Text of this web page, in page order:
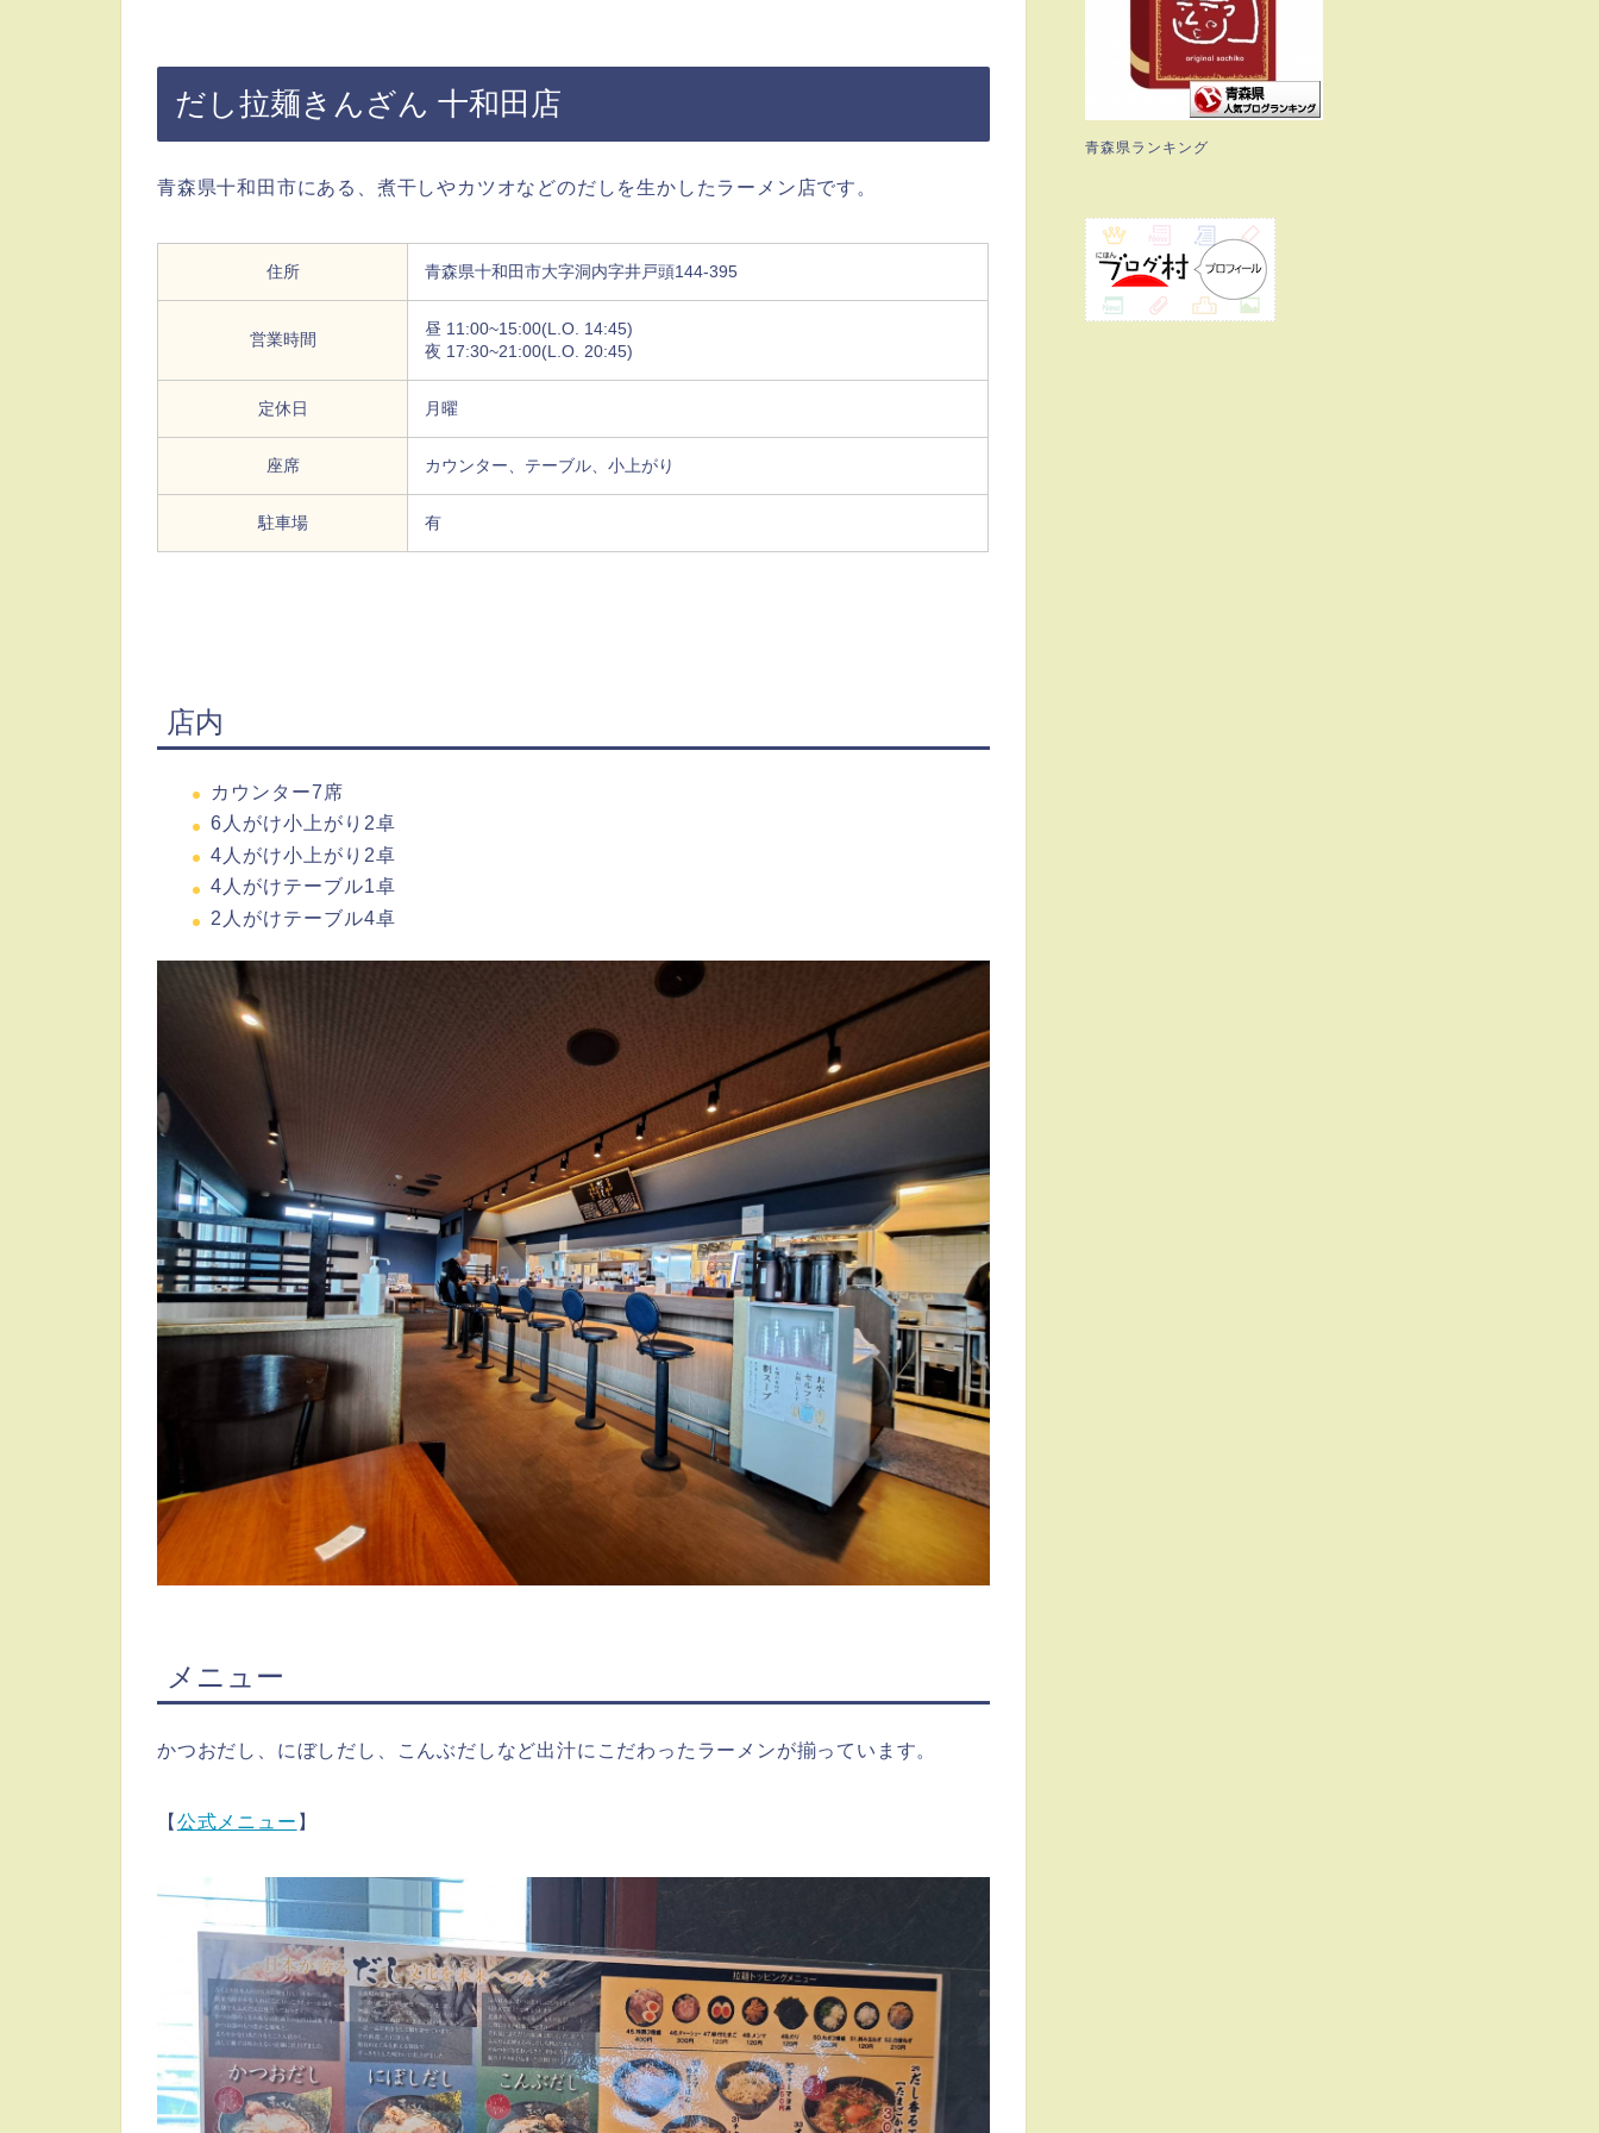
だし拉麺きんざん 十和田店
青森県十和田市にある、煮干しやカツオなどのだしを生かしたラーメン店です。
住所 青森県十和田市大字洞内字井戸頭144-395
営業時間
昼 11:00~15:00(L.O. 14:45)
夜 17:30~21:00(L.O. 20:45)
定休日 月曜
座席 カウンター、テーブル、小上がり
駐車場 有
店内
カウンター7席
6人がけ小上がり2卓
4人がけ小上がり2卓
4人がけテーブル1卓
2人がけテーブル4卓
メニュー
かつおだし、にぼしだし、こんぶだしなど出汁にこだわったラーメンが揃っています。
【 公式メニュー 】
青森県ランキング